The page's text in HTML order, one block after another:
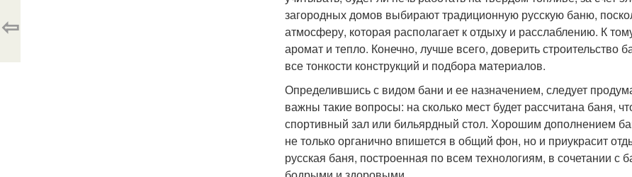
загородных домов выбирают традиционную русскую баню,
атмосферу, которая располагает к отдыху и расслаблению. К
аромат и тепло. Конечно, лучше всего, доверить
все тонкости конструкций и подбора материалов.
Определившись с видом бани и ее назначением, следует
важны такие вопросы: на сколько мест будет рассчитана баня,
спортивный зал или бильярдный стол. Хорошим дополнением
не только органично впишется в общий фон, но и приукрасит
русская баня, построенная по всем технологиям, в сочетании с
⇦